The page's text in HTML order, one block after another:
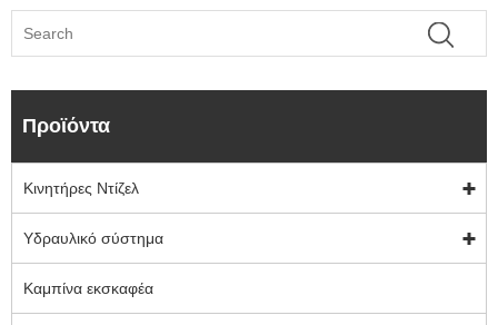
Προϊόντα
Κινητήρες Ντίζελ
Υδραυλικό σύστημα
Καμπίνα εκσκαφέα